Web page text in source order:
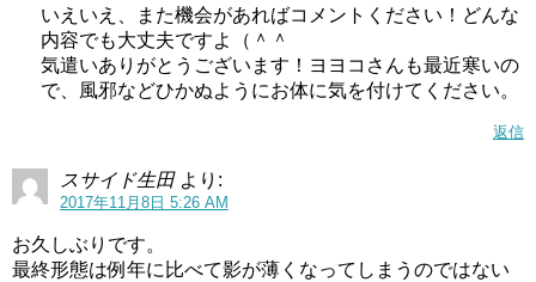
いえいえ、また機会があればコメントください！どんな
内容でも大丈夫ですよ（＾＾
気遣いありがとうございます！ヨヨコさんも最近寒いの
で、風邪などひかぬようにお体に気を付けてください。
返信
スサイド生田 より:
2017年11月8日 5:26 AM
お久しぶりです。
最終形態は例年に比べて影が薄くなってしまうのではない